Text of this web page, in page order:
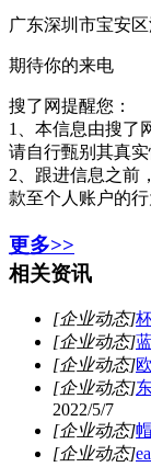
广东深圳市宝安
期待你的来电
搜了网提醒您：
1、本信息由搜了
请自行甄别其真实
2、跟进信息之前
款至个人账户的
更多>>
相关资讯
[企业动态]
[企业动态]
[企业动态]
[企业动态]
2022/5/7
[企业动态]
[企业动态]